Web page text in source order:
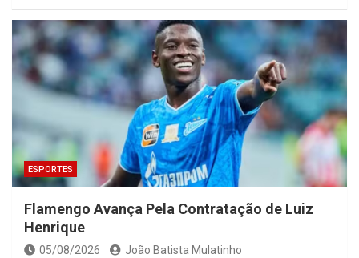
ESPORTES
Flamengo Avança Pela Contratação de Luiz
Henrique
05/08/2026 João Batista Mulatinho